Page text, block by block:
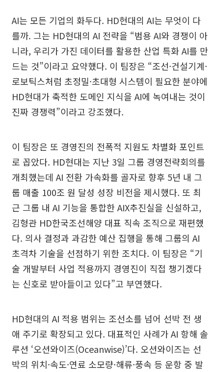
AI는 모든 기업의 화두다. HD현대의 AI는 무엇이 다
를까. 그는 HD현대의 AI 전략을 “범용 AI와 경쟁이 아
니라, 우리가 가진 데이터를 활용한 산업 특화 AI를 만
드는 것”이라고 요약했다. 이 팀장은 “조선·건설기계·
로보틱스처럼 초정밀·초대형 시스템이 필요한 분야에
HD현대가 축적한 도메인 지식을 AI에 녹여내는 것이
진짜 경쟁력”이라고 강조했다.
이 팀장은 또 경영진의 전폭적 지원도 차별화 포인트
로 꼽았다. HD현대는 지난 3일 그룹 경영전략회의를
개최했는데 AI 전환 가속화를 골자로 향후 5년 내 그
룹 매출 100조 원 달성 성장 비전을 제시했다. 또 최
근 그룹 내 AI 기능을 통합한 AIX추진실을 신설하고,
김형관 HD한국조선해양 대표 직속 조직으로 재편했
다. 의사 결정과 과감한 예산 집행을 통해 그룹의 AI
초격차 기술을 선점하기 위한 조치다. 이 팀장은 “기
술 개발부터 사업 적용까지 경영진이 직접 챙기겠다
는 신호로 받아들이고 있다”고 부연했다.
HD현대의 AI 적용 범위는 조선소를 넘어 선박 전 생
애 주기로 확장되고 있다. 대표적인 사례가 AI 항해 솔
루션 ‘오션와이즈(Oceanwise)’다. 오션와이즈는 선
박의 위치·속도·연료 소모량·해류·풍속 등 운항 중 발